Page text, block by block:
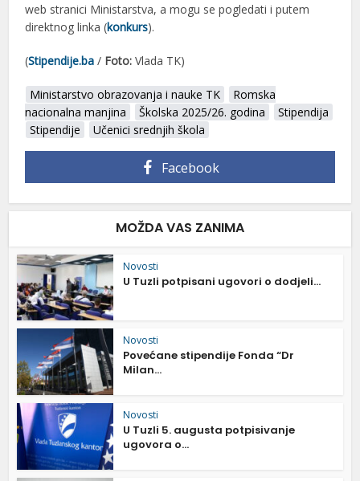
web stranici Ministarstva, a mogu se pogledati i putem
direktnog linka (konkurs).
(Stipendije.ba / Foto: Vlada TK)
Ministarstvo obrazovanja i nauke TK
Romska
nacionalna manjina
Školska 2025/26. godina
Stipendija
Stipendije
Učenici srednjih škola
Facebook
MOŽDA VAS ZANIMA
Novosti
U Tuzli potpisani ugovori o dodjeli...
Novosti
Povećane stipendije Fonda “Dr
Milan...
Novosti
U Tuzli 5. augusta potpisivanje
ugovora o...